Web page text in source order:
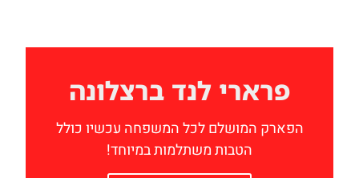
פרארי לנד ברצלונה
הפארק המושלם לכל המשפחה עכשיו כולל
הטבות משתלמות במיוחד!